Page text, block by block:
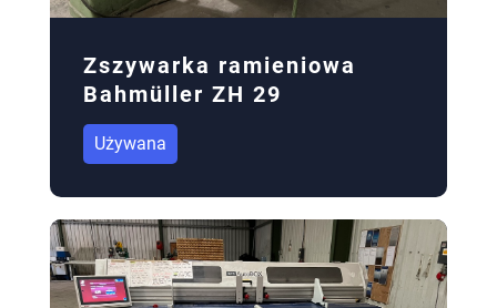
Zszywarka ramieniowa
Bahmüller ZH 29
Używana